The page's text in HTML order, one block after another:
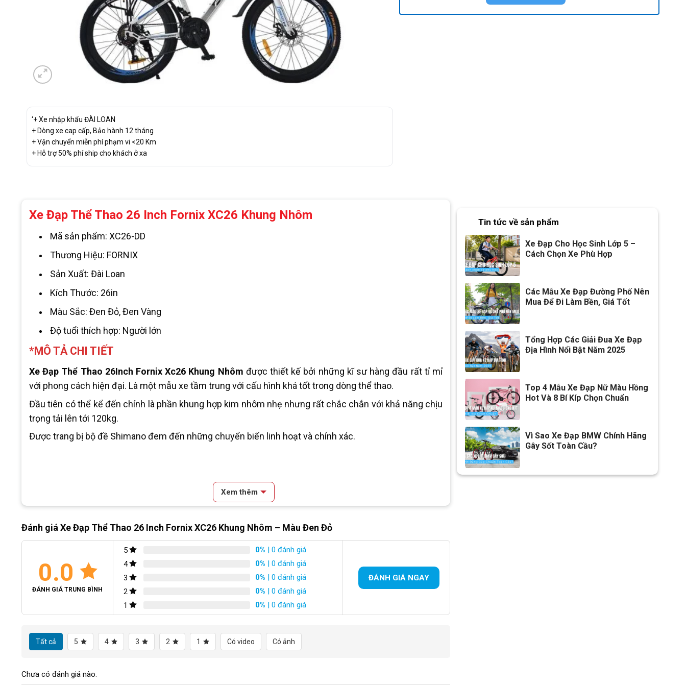
‘+ Xe nhập khẩu ĐÀI LOAN
+ Dòng xe cap cấp, Bảo hành 12 tháng
+ Vận chuyển miễn phí phạm vi <20 Km
+ Hỗ trợ 50% phí ship cho khách ở xa
Xe Đạp Thể Thao 26 Inch Fornix XC26 Khung Nhôm
Mã sản phẩm: XC26-DD
Thương Hiệu: FORNIX
Sản Xuất: Đài Loan
Kích Thước: 26in
Màu Sắc: Đen Đỏ, Đen Vàng
Độ tuổi thích hợp: Người lớn
*MÔ TẢ CHI TIẾT
Xe Đạp Thể Thao 26Inch Fornix Xc26 Khung Nhôm được thiết kế bởi những kĩ sư hàng đầu rất tỉ mỉ
với phong cách hiện đại. Là một mẫu xe tầm trung với cấu hình khá tốt trong dòng thể thao.
Đầu tiên có thể kể đến chính là phần khung hợp kim nhôm nhẹ nhưng rất chắc chắn với khả năng chịu
trọng tải lên tới 120kg.
Được trang bị bộ đề Shimano đem đến những chuyển biến linh hoạt và chính xác.
Xem thêm
Đánh giá Xe Đạp Thể Thao 26 Inch Fornix XC26 Khung Nhôm – Màu Đen Đỏ
0.0
ĐÁNH GIÁ TRUNG BÌNH
5 0% | 0 đánh giá
4
0% | 0 đánh giá
3
0% | 0 đánh giá
2
0% | 0 đánh giá
1
0% | 0 đánh giá
ĐÁNH GIÁ NGAY
Tất cả 5 4 3 2 1 Có video Có ảnh
Chưa có đánh giá nào.
Tin tức về sản phẩm
Xe Đạp Cho Học Sinh Lớp 5 –
Cách Chọn Xe Phù Hợp
Các Mẫu Xe Đạp Đường Phố Nên
Mua Để Đi Làm Bền, Giá Tốt
Tổng Hợp Các Giải Đua Xe Đạp
Địa Hình Nổi Bật Năm 2025
Top 4 Mẫu Xe Đạp Nữ Màu Hồng
Hot Và 8 Bí Kíp Chọn Chuẩn
Vì Sao Xe Đạp BMW Chính Hãng
Gây Sốt Toàn Cầu?